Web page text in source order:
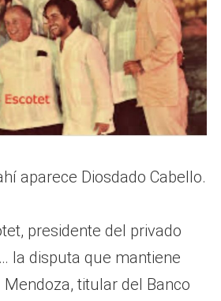
aparece Diosdado Cabello.
presidente del privado
la disputa que mantiene
Mendoza, titular del Banco